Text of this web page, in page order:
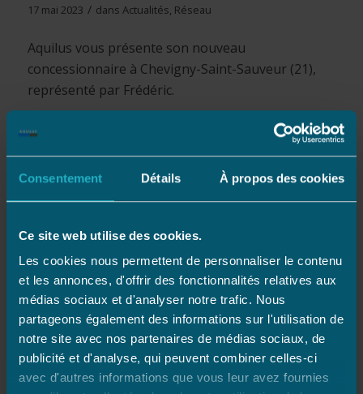
Consentement Détails À propos des cookies
Ce site web utilise des cookies.
Les cookies nous permettent de personnaliser le contenu
et les annonces, d'offrir des fonctionnalités relatives aux
médias sociaux et d'analyser notre trafic. Nous
partageons également des informations sur l'utilisation de
notre site avec nos partenaires de médias sociaux, de
publicité et d'analyse, qui peuvent combiner celles-ci
avec d'autres informations que vous leur avez fournies
17 mai 2023 / dans Actualités, Réseau
Aquilus vous présente son nouveau
concessionnaire à Chevigny-Saint-Sauveur (21),
représenté par Frédéric.
Nouveau
concessionnaire à